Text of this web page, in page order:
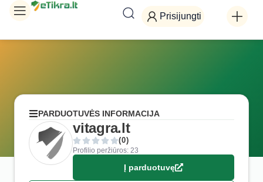
Prisijungti
PARDUOTUVĖS INFORMACIJA
vitagra.lt
(0)
Profilio peržiūros: 23
Į parduotuvę